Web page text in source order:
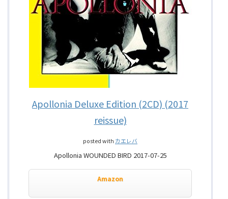
Apollonia Deluxe Edition (2CD) (2017
reissue)
posted with カエレバ
Apollonia WOUNDED BIRD 2017-07-25
Amazon